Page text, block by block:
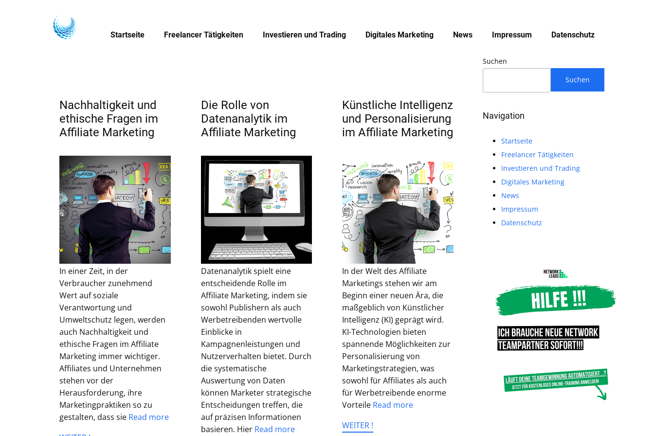
Startseite Freelancer Tätigkeiten Investieren und Trading Digitales Marketing News Impressum Datenschutz
Nachhaltigkeit und
ethische Fragen im
Affiliate Marketing
In einer Zeit, in der
Verbraucher zunehmend
Wert auf soziale
Verantwortung und
Umweltschutz legen, werden
auch Nachhaltigkeit und
ethische Fragen im Affiliate
Marketing immer wichtiger.
Affiliates und Unternehmen
stehen vor der
Herausforderung, ihre
Marketingpraktiken so zu
gestalten, dass sie Read more
Die Rolle von
Datenanalytik im
Affiliate Marketing
Datenanalytik spielt eine
entscheidende Rolle im
Affiliate Marketing, indem sie
sowohl Publishern als auch
Werbetreibenden wertvolle
Einblicke in
Kampagnenleistungen und
Nutzerverhalten bietet. Durch
die systematische
Auswertung von Daten
können Marketer strategische
Entscheidungen treffen, die
auf präzisen Informationen
basieren. Hier Read more
Künstliche Intelligenz
und Personalisierung
im Affiliate Marketing
In der Welt des Affiliate
Marketings stehen wir am
Beginn einer neuen Ära, die
maßgeblich von Künstlicher
Intelligenz (KI) geprägt wird.
KI-Technologien bieten
spannende Möglichkeiten zur
Personalisierung von
Marketingstrategien, was
sowohl für Affiliates als auch
für Werbetreibende enorme
Vorteile Read more
WEITER !
Suchen
Suchen
Navigation
Startseite
Freelancer Tätigkeiten
Investieren und Trading
Digitales Marketing
News
Impressum
Datenschutz